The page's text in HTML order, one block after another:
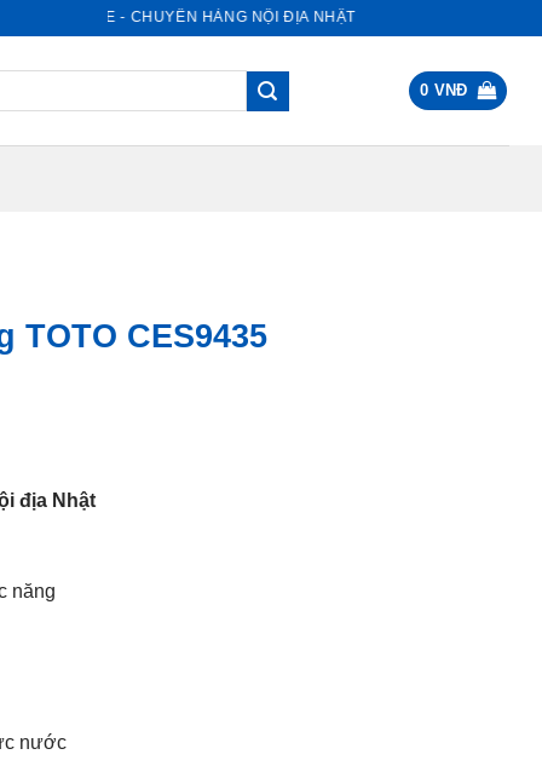
STORE - CHUYÊN HÀNG NỘI ĐỊA NHẬT
0 VNĐ
CES9435
địa Nhật
năng
nước